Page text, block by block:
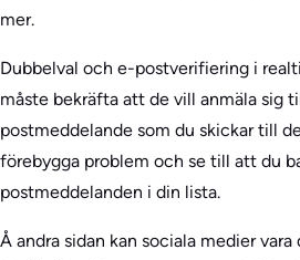
mer.
Dubbelval och e-postverifiering i
måste bekräfta att de vill anmäla sig
postmeddelande som du skickar till
förebygga problem och se till att du
postmeddelanden i din lista.
Å andra sidan kan sociala medier